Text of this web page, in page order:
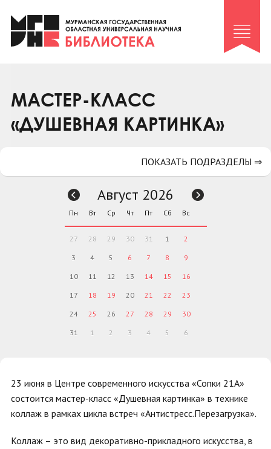
Клуб «Гиря и сельдерей»
Клуб «Семейный архив»
Коллегам
Контакты
МАСТЕР-КЛАСС
«ДУШЕВНАЯ КАРТИНКА»
23 июня в Центре современного искусства «Сопки 21А»
состоится мастер-класс «Душевная картинка» в технике
коллаж в рамках цикла встреч «Антистресс.Перезагрузка».
Коллаж – это вид декоративно-прикладного искусства, в
ПОКАЗАТЬ ПОДРАЗДЕЛЫ ⇒
Август 2026
Пн Вт Ср Чт Пт Сб Вс
27 28 29 30 31 1 2
3 4 5 6 7 8 9
10 11 12 13 14 15 16
17 18 19 20 21 22 23
24 25 26 27 28 29 30
31 1 2 3 4 5 6